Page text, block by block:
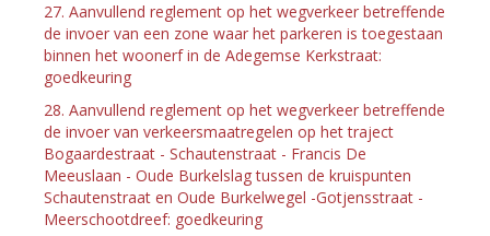
27. Aanvullend reglement op het wegverkeer betreffende
de invoer van een zone waar het parkeren is toegestaan
binnen het woonerf in de Adegemse Kerkstraat:
goedkeuring
28. Aanvullend reglement op het wegverkeer betreffende
de invoer van verkeersmaatregelen op het traject
Bogaardestraat - Schautenstraat - Francis De
Meeuslaan - Oude Burkelslag tussen de kruispunten
Schautenstraat en Oude Burkelwegel -Gotjensstraat -
Meerschootdreef: goedkeuring